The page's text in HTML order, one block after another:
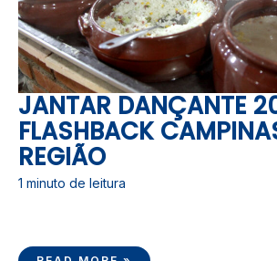
JANTAR DANÇANTE
FLASHBACK
REGIÃO
1 minuto de leitura